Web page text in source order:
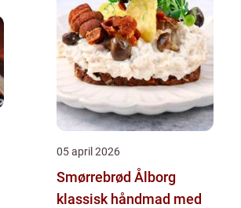
05 april 2026
Smørrebrød Ålborg
klassisk håndmad med